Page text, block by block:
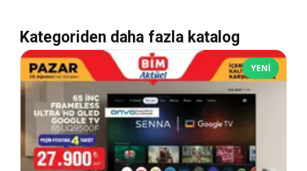
Kategoriden daha fazla katalog
YENI